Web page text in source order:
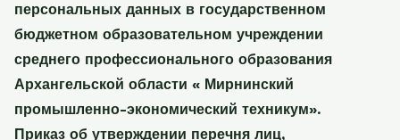
персональных данных в государственном
бюджетном образовательном учреждении
среднего профессионального образования
Архангельской области « Мирнинский
промышленно-экономический техникум».
Приказ об утверждении перечня лиц,